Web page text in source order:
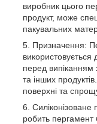
виробник цього
продукт, може
пакувальних
Призначення:
перед випіканням
та інших
поверхні та
Силіконізоване
робить пергамент